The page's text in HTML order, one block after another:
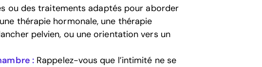
ou des traitements adaptés pour aborder
thérapie hormonale, une thérapie
pelvien, ou une orientation vers un
:Rappelez-vous que l’intimité ne se